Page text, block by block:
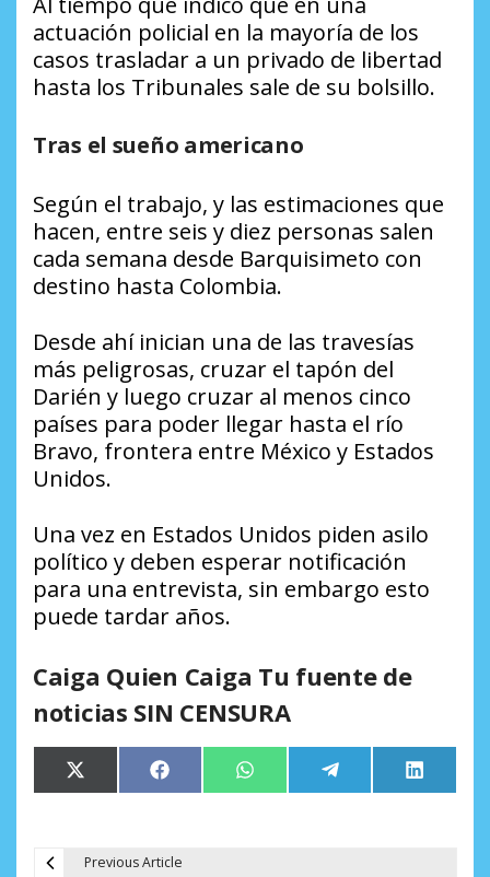
actuación policial en la mayoría de los
casos trasladar a un privado de libertad
hasta los Tribunales sale de su bolsillo.
Tras el sueño americano
Según el trabajo, y las estimaciones que
hacen, entre seis y diez personas salen
cada semana desde Barquisimeto con
destino hasta Colombia.
Desde ahí inician una de las travesías
más peligrosas, cruzar el tapón del
Darién y luego cruzar al menos cinco
países para poder llegar hasta el río
Bravo, frontera entre México y Estados
Unidos.
Una vez en Estados Unidos piden asilo
político y deben esperar notificación
para una entrevista, sin embargo esto
puede tardar años.
Caiga Quien Caiga Tu fuente de
noticias SIN CENSURA
Compartir
en
X
(Twitter)
Compartir
en
Facebook Compartir
en
WhatsApp Compartir
en
Telegram
en
LinkedIn
Previous Article